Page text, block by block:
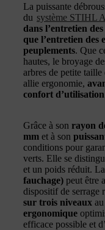
La puissante
du système STIHL
dans l’entretien
que l’entretien des
peuplements. Que
hautes, le broyage
arbres de petite
allie ergonomie,
confort d’utilisation
Grâce à son rayon
mm et à son
conditions pour
verts. Elle se
et un poids réduit. La
fauchage) peut être
dispositif de serrage
sur trois niveaux
ergonomique
efficace possible et